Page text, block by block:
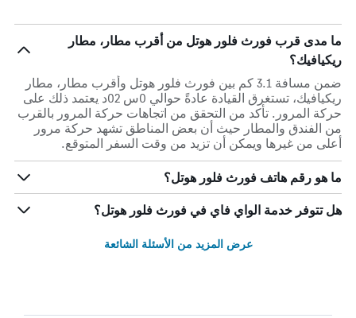
ما مدى قرب فورث فلور هوتل من أقرب مطار، مطار
ريكيافيك؟
ضمن مسافة 3.1 كم بين فورث فلور هوتل وأقرب مطار، مطار
ريكيافيك، تستغرق القيادة عادةً حوالي 0س 02د يعتمد ذلك على
حركة المرور. تأكد من التحقق من اتجاهات حركة المرور بالقرب
من الفندق والمطار حيث أن بعض المناطق تشهد حركة مرور
أعلى من غيرها ويمكن أن تزيد من وقت السفر المتوقع.
ما هو رقم هاتف فورث فلور هوتل؟
هل تتوفر خدمة الواي فاي في فورث فلور هوتل؟
عرض المزيد من الأسئلة الشائعة